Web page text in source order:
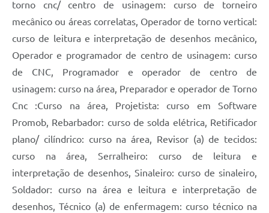
torno cnc/ centro de usinagem: curso de torneiro
mecânico ou áreas correlatas, Operador de torno vertical:
curso de leitura e interpretação de desenhos mecânico,
Operador e programador de centro de usinagem: curso
de CNC, Programador e operador de centro de
usinagem: curso na área, Preparador e operador de Torno
Cnc :Curso na área, Projetista: curso em Software
Promob, Rebarbador: curso de solda elétrica, Retificador
plano/ cilíndrico: curso na área, Revisor (a) de tecidos:
curso na área, Serralheiro: curso de leitura e
interpretação de desenhos, Sinaleiro: curso de sinaleiro,
Soldador: curso na área e leitura e interpretação de
desenhos, Técnico (a) de enfermagem: curso técnico na